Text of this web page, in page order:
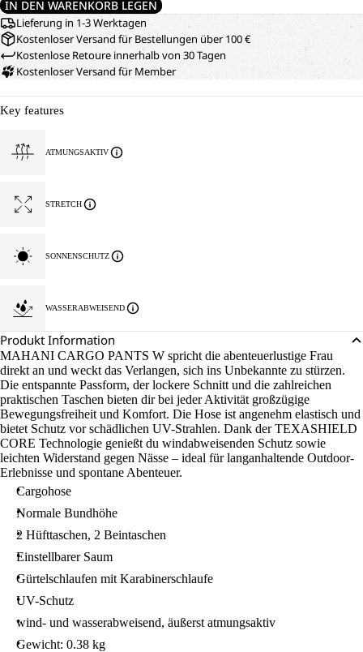
IN DEN WARENKORB LEGEN
Lieferung in 1-3 Werktagen
Kostenloser Versand für Bestellungen über 100 €
Kostenlose Retoure innerhalb von 30 Tagen
Kostenloser Versand für Member
Key features
ATMUNGSAKTIV
STRETCH
SONNENSCHUTZ
WASSERABWEISEND
Produkt Information
MAHANI CARGO PANTS W spricht die abenteuerlustige Frau
direkt an und weckt das Verlangen, sich ins Unbekannte zu stürzen.
Die entspannte Passform, der lockere Schnitt und die zahlreichen
praktischen Taschen bieten dir bei jeder Aktivität großzügige
Bewegungsfreiheit und Komfort. Die Hose ist angenehm elastisch und
bietet Schutz vor schädlichen UV-Strahlen. Dank der TEXASHIELD
CORE Technologie genießt du windabweisenden Schutz sowie
leichten Widerstand gegen Nässe – ideal für langanhaltende Outdoor-
Erlebnisse und spontane Abenteuer.
Cargohose
Normale Bundhöhe
2 Hüfttaschen, 2 Beintaschen
Einstellbarer Saum
Gürtelschlaufen mit Karabinerschlaufe
UV-Schutz
wind- und wasserabweisend, äußerst atmungsaktiv
Gewicht: 0.38 kg